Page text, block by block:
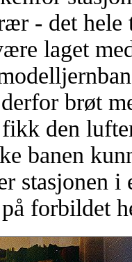
- det
laget
brøt
den
banen
stasjonen i
forbildet